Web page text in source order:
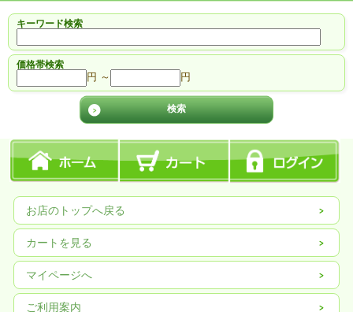
キーワード検索
価格帯検索
円 ～ 円
お店のトップへ戻る
カートを見る
マイページへ
ご利用案内